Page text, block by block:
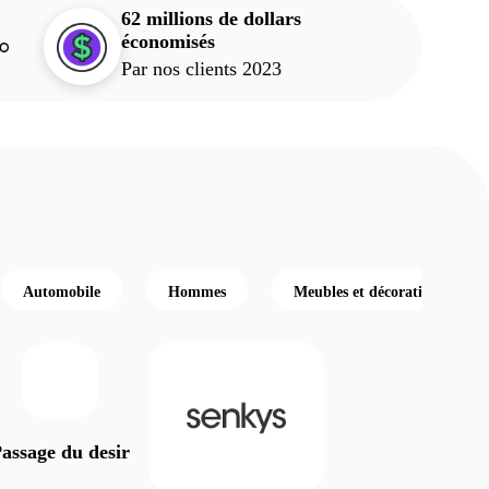
62 millions de dollars
économisés
Par nos clients 2023
Automobile Hommes Meubles et décoration
du desir